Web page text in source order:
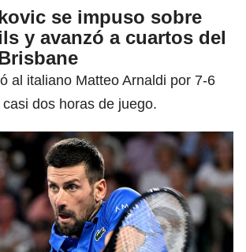
se impuso sobre
y avanzó a cuartos del
al italiano Matteo Arnaldi por 7-6
dos horas de juego.